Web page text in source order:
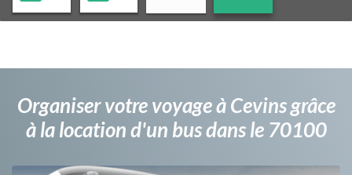
Organiser votre voyage à Cevins grâce
à la location d'un bus dans le 70100